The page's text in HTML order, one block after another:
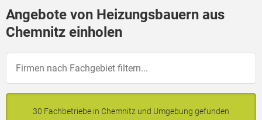
Angebote von Heizungsbauern aus
Chemnitz einholen
30 Fachbetriebe in Chemnitz und Umgebung gefunden